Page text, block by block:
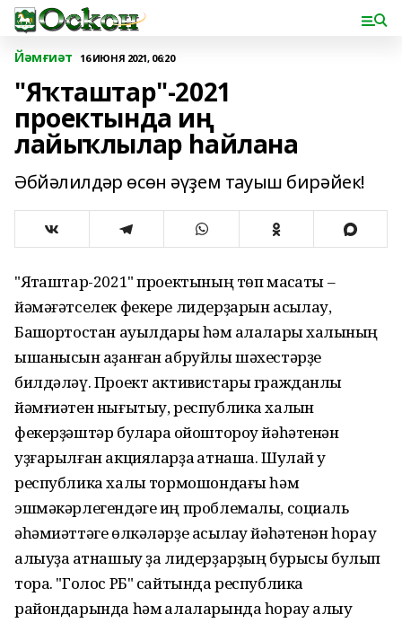
Йәмғиәт 16 ИЮНЯ 2021, 06:20
"Яҡташтар"-2021
проектында иң
лайыҡлылар һайлана
Әбйәлилдәр өсөн әүҙем тауыш бирәйек!
"Яҡташтар-2021" проектының төп маҡсаты –
йәмәғәтселек фекере лидерҙарын асыҡлау,
Башҡортостан ауылдары һәм ҡалалары халҡының
ышанысын ҡаҙанған абруйлы шәхестәрҙе
билдәләү. Проект активистары гражданлыҡ
йәмғиәтен нығытыу, республика халҡын
фекерҙәштәр булараҡ ойоштороу йәһәтенән
уҙғарылған акцияларҙа ҡатнаша. Шулай уҡ
республика халҡы тормошондағы һәм
эшмәкәрлегендәге иң проблемалы, социаль
әһәмиәттәге өлкәләрҙе асыҡлау йәһәтенән һорау
алыуҙа ҡатнашыу ҙа лидерҙарҙың бурысы булып
тора. "Голос РБ" сайтында республика
райондарында һәм ҡалаларында һорау алыу